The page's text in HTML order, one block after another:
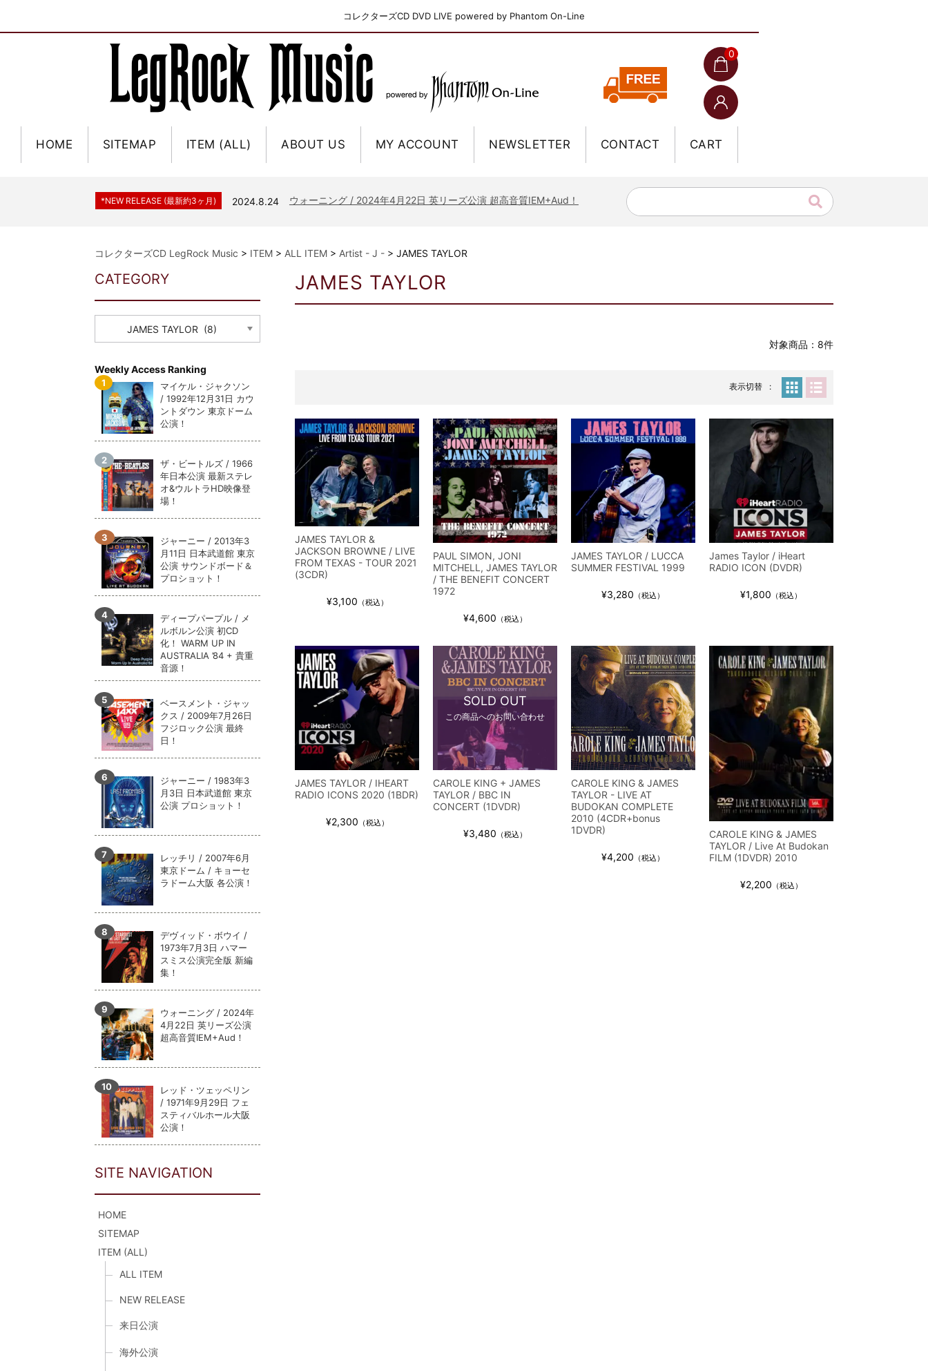
コレクターズCD DVD LIVE powered by Phantom On-Line
0
HOME SITEMAP ITEM (ALL) ABOUT US MY ACCOUNT NEWSLETTER CONTACT CART
*NEW RELEASE (最新約3ヶ月) 2024.6.9 ジャーニー / 1979年5月8+9日 コロラド州 2公演 SBD 完全収録！
*NEW RELEASE (最新約3ヶ月) 2024.8.24 ウォーニング / 2024年4月22日 英リーズ公演 超高音質IEM+Aud！
リアム・ギャラガー / 2024年6月3日 カーディフ公演 IEM/AUD 完全収録！
マネスキン / 2024年6月9日 ドイツ ROCK AM RING 公演 FHD 完全収録！
リアム・ギャラガー / 2024年6月1日 英国シェフィールド公演 完全収録！
*NEW RELEASE (最新約3ヶ月) 2024.6.9
*NEW RELEASE (最新約3ヶ月) 2024.6.9
*NEW RELEASE (最新約3ヶ月) 2024.11.9
*NEW RELEASE (最新約3ヶ月) 2024.8.24
*NEW RELEASE (最新約3ヶ月) ビリー・ジョエル / 2024年3月24日 100Aniv. 米M.S.G公演 完全収録！
2024.6.24
リアム・ギャラガー / 2024年6月3日 カーディフ公演 IEM/AUD 完全収録！
*NEW RELEASE (最新約3ヶ月) 2024.6.24 スコーピオンズ / 2024年6月15日 リスボン公演 FHD 完全収録！
*NEW RELEASE (最新約3ヶ月) 2024.6.20 マネスキン / 2024年6月9日 ドイツ ROCK AM RING 公演 FHD 完全収録！
*NEW RELEASE (最新約3ヶ月) リアム・ギャラガー / 2024年6月1日 英国シェフィールド公演 完全収録！
メガデス / 2023年8月4日 ドイツ W.O.A. 公演 FHD 完全収録！
*NEW RELEASE (最新約3ヶ月) 2024.6.9 ユーライア・ヒープ / 2023年8月3日 ドイツ W.O.A. 公演 FHD 完全収録！
*NEW RELEASE (最新約3ヶ月) 2024.6.9 ジャーニー / 1979年5月8+9日 コロラド州 2公演 SBD 完全収録！
コレクターズCD LegRock Music > ITEM > ALL ITEM > Artist - J - > JAMES TAYLOR
JAMES TAYLOR
対象商品：8件
表示切替
JAMES TAYLOR &
JACKSON BROWNE / LIVE
FROM TEXAS - TOUR 2021
(3CDR)
¥3,100 （税込）
PAUL SIMON, JONI
MITCHELL, JAMES TAYLOR
/ THE BENEFIT CONCERT
1972
¥4,600 （税込）
JAMES TAYLOR / LUCCA
SUMMER FESTIVAL 1999
¥3,280 （税込）
James Taylor / iHeart
RADIO ICON (DVDR)
¥1,800 （税込）
JAMES TAYLOR / IHEART
RADIO ICONS 2020 (1BDR)
¥2,300 （税込）
SOLD OUT
この商品へのお問い合わせ
CAROLE KING + JAMES
TAYLOR / BBC IN
CONCERT (1DVDR)
¥3,480 （税込）
CAROLE KING & JAMES
TAYLOR - LIVE AT
BUDOKAN COMPLETE
2010 (4CDR+bonus
1DVDR)
¥4,200 （税込）
CAROLE KING & JAMES
TAYLOR / Live At Budokan
FILM (1DVDR) 2010
¥2,200 （税込）
CATEGORY
Weekly Access Ranking
マイケル・ジャクソン
/ 1992年12月31日 カウ
ントダウン 東京ドーム
公演！
ザ・ビートルズ / 1966
年日本公演 最新ステレ
オ&ウルトラHD映像登
場！
ジャーニー / 2013年3
月11日 日本武道館 東京
公演 サウンドボード＆
プロショット！
ディープパープル / メ
ルボルン公演 初CD
化！ WARM UP IN
AUSTRALIA ’84 + 貴重
音源！
ベースメント・ジャッ
クス / 2009年7月26日
フジロック公演 最終
日！
ジャーニー / 1983年3
月3日 日本武道館 東京
公演 プロショット！
レッチリ / 2007年6月
東京ドーム / キョーセ
ラドーム大阪 各公演！
デヴィッド・ボウイ /
1973年7月3日 ハマー
スミス公演完全版 新編
集！
ウォーニング / 2024年
4月22日 英リーズ公演
超高音質IEM+Aud！
レッド・ツェッペリン
/ 1971年9月29日 フェ
スティバルホール大阪
公演！
SITE NAVIGATION
HOME
SITEMAP
ITEM (ALL)
ALL ITEM
NEW RELEASE
来日公演
海外公演